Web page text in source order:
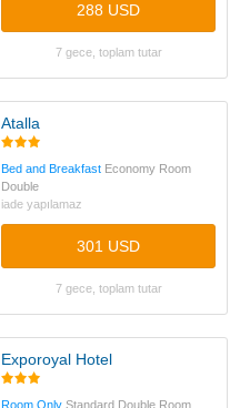
288 USD
7 gece, toplam tutar
Atalla
Bed and Breakfast Economy Room
Double
iade yapılamaz
301 USD
7 gece, toplam tutar
Exporoyal Hotel
Room Only Standard Double Room